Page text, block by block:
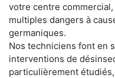
votre centre
multiples dangers à
germaniques.
Nos techniciens font en
interventions de
particulièrement